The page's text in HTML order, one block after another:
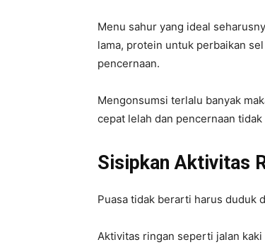
Menu sahur yang ideal
lama, protein untuk perbaikan
pencernaan.
Mengonsumsi terlalu banyak
cepat lelah dan pencernaan tidak
Sisipkan Aktivitas
Puasa tidak berarti harus duduk
Aktivitas ringan seperti jalan